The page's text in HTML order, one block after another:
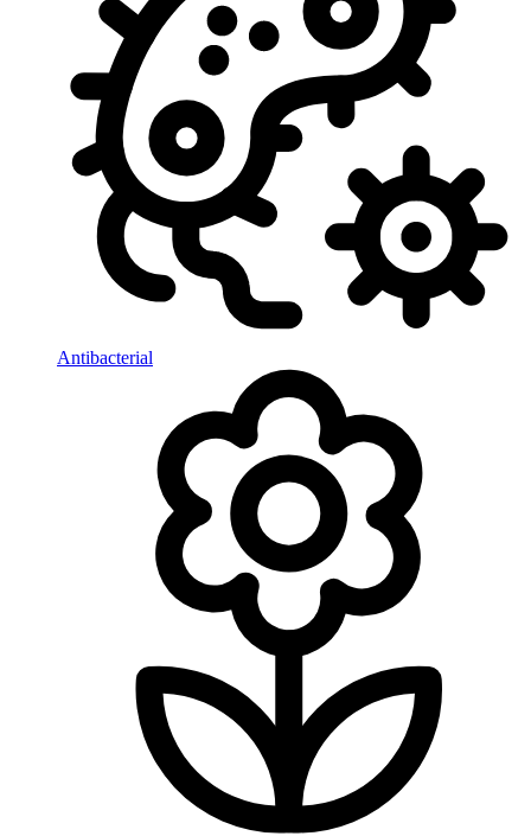
Antibacterial